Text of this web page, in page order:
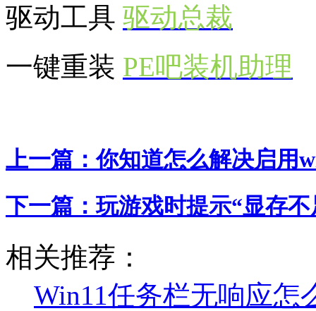
驱动工具 驱动总裁
一键重装 PE吧装机助理
上一篇：你知道怎么解决启用
下一篇：玩游戏时提示“显存
相关推荐：
Win11任务栏无响应怎